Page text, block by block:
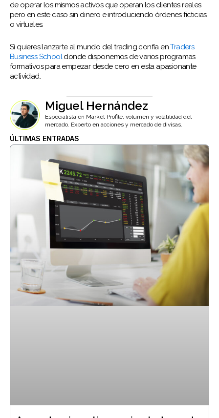
de operar los mismos activos que operan los clientes reales
pero en este caso sin dinero e introduciendo órdenes ficticias
o virtuales.
Si quieres lanzarte al mundo del trading confía enTraders
Business Schooldonde disponemos de varios programas
formativos para empezar desde cero en esta apasionante
actividad.
Miguel Hernández
Especialista en Market Profile, volumen y volatilidad del
mercado. Experto en acciones y mercado de divisas.
ÚLTIMAS ENTRADAS